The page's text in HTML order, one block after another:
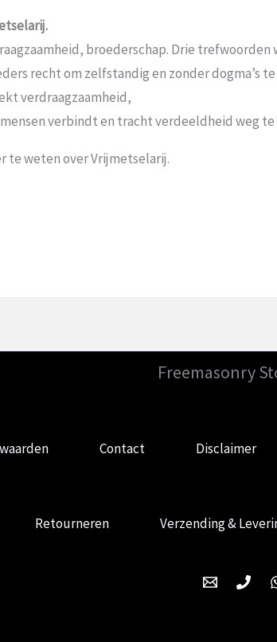
broederschap. Drie
recht om zelfstandig en zonder dogma’s
verdraagzaamheid,
verbindt en tracht verdeeldheid weg te
te weten over Vrijmetselarij.
Freemasonry
Contact Disclaimer
Retourneren Verzending &